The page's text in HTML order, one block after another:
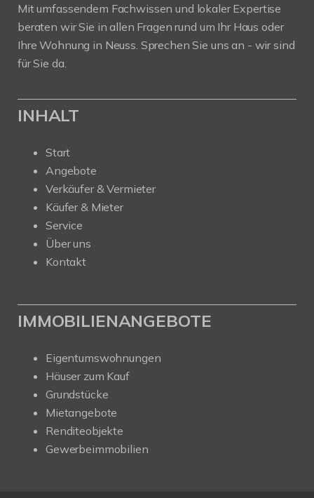
Mit umfassendem Fachwissen und lokaler Expertise
beraten wir Sie in allen Fragen rund um Ihr Haus oder
Ihre Wohnung in Neuss. Sprechen Sie uns an - wir sind
für Sie da.
INHALT
Start
Angebote
Verkäufer & Vermieter
Käufer & Mieter
Service
Über uns
Kontakt
IMMOBILIENANGEBOTE
Eigentumswohnungen
Häuser zum Kauf
Grundstücke
Mietangebote
Renditeobjekte
Gewerbeimmobilien